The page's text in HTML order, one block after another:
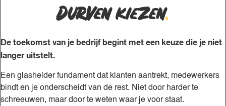
Durven kiezen.
De toekomst van je bedrijf begint met een keuze die je niet
langer uitstelt.
Een glashelder fundament dat klanten aantrekt, medewerkers
bindt en je onderscheidt van de rest. Niet door harder te
schreeuwen, maar door te weten waar je voor staat.